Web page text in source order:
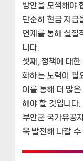
방안을 모색해야
단순히 현금 지급
연계를 통해 실질
니다.
셋째, 정책에 대
화하는 노력이 필
이를 통해 더 많
해야 할 것입니다.
부안군 국가유공
욱 발전해 나갈 수